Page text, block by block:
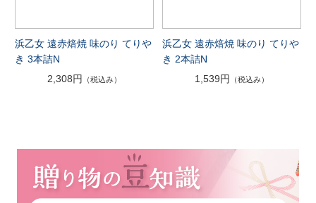
浜乙女 遠赤焙焼 味のり てりや
き 3本詰N
2,308円
（税込み）
浜乙女 遠赤焙焼 味のり てりや
き 2本詰N
1,539円
（税込み）